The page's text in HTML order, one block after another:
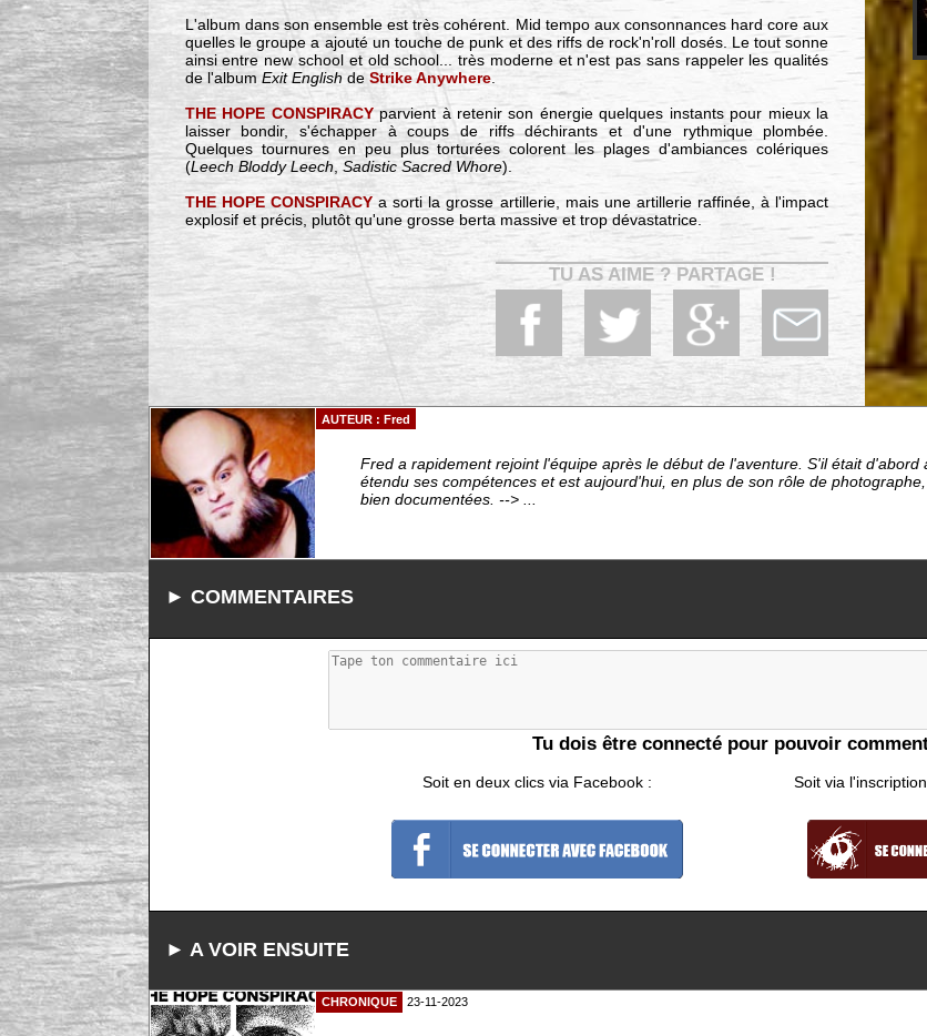
L'album dans son ensemble est très cohérent. Mid tempo aux consonnances hard core aux
quelles le groupe a ajouté un touche de punk et des riffs de rock'n'roll dosés. Le tout sonne
ainsi entre new school et old school... très moderne et n'est pas sans rappeler les qualités
de l'album Exit English de Strike Anywhere.
THE HOPE CONSPIRACYparvient à retenir son énergie quelques instants pour mieux la
laisser bondir, s'échapper à coups de riffs déchirants et d'une rythmique plombée.
Quelques tournures en peu plus torturées colorent les plages d'ambiances colériques
(Leech Bloddy Leech, Sadistic Sacred Whore).
THE HOPE CONSPIRACYa sorti la grosse artillerie, mais une artillerie raffinée, à l'impact
explosif et précis, plutôt qu'une grosse berta massive et trop dévastatrice.
TU AS AIME ? PARTAGE !
AUTEUR : Fred
Fred a rapidement rejoint l'équipe après le début de l'aventure. S'il était
étendu ses compétences et est aujourd'hui, en plus de son rôle de
bien documentées. --> ...
► COMMENTAIRES
Tu dois être connecté pour pouvoir
Soit en deux clics via Facebook : Soit via
► A VOIR ENSUITE
CHRONIQUE 23-11-2023